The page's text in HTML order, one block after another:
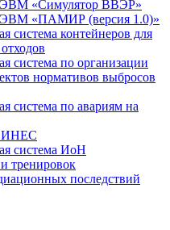
ЭВМ «Симулятор ВВЭР»
ЭВМ «ПАМИР (версия 1.0)»
система контейнеров для
система по организации
нормативов выбросов
система по авариям на
ИНЕС
система ИоН
тренировок
последствий